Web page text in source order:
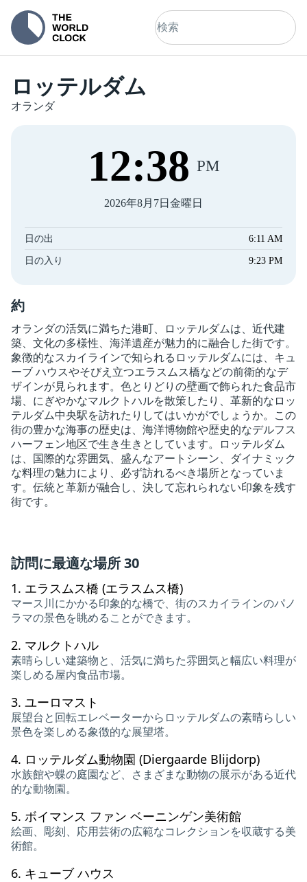
ロッテルダム
オランダ
12:39 PM
2026年8月7日金曜日
日の出 6:11 AM
日の入り 9:23 PM
約
オランダの活気に満ちた港町、ロッテルダムは、近代建
築、文化の多様性、海洋遺産が魅力的に融合した街です。
象徴的なスカイラインで知られるロッテルダムには、キュ
ーブ ハウスやそびえ立つエラスムス橋などの前衛的なデ
ザインが見られます。色とりどりの壁画で飾られた食品市
場、にぎやかなマルクトハルを散策したり、革新的なロッ
テルダム中央駅を訪れたりしてはいかがでしょうか。この
街の豊かな海事の歴史は、海洋博物館や歴史的なデルフス
ハーフェン地区で生き生きとしています。ロッテルダム
は、国際的な雰囲気、盛んなアートシーン、ダイナミック
な料理の魅力により、必ず訪れるべき場所となっていま
す。伝統と革新が融合し、決して忘れられない印象を残す
街です。
訪問に最適な場所 30
1. エラスムス橋 (エラスムス橋)
マース川にかかる印象的な橋で、街のスカイラインのパノ
ラマの景色を眺めることができます。
2. マルクトハル
素晴らしい建築物と、活気に満ちた雰囲気と幅広い料理が
楽しめる屋内食品市場。
3. ユーロマスト
展望台と回転エレベーターからロッテルダムの素晴らしい
景色を楽しめる象徴的な展望塔。
4. ロッテルダム動物園 (Diergaarde Blijdorp)
水族館や蝶の庭園など、さまざまな動物の展示がある近代
的な動物園。
5. ボイマンス ファン ベーニンゲン美術館
絵画、彫刻、応用芸術の広範なコレクションを収蔵する美
術館。
6. キューブ ハウス